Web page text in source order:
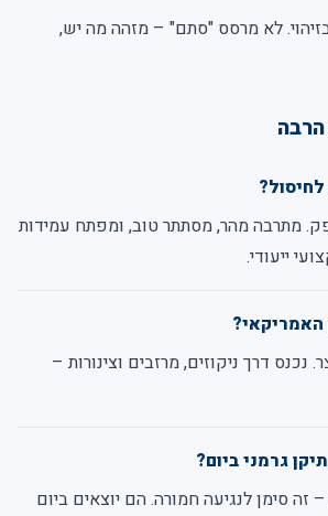
לא מרסס "סתם" – מזהה מה יש,
מתרבה מהר, מסתתר טוב, ומפתח עמידות
ייעודי.
נכנס דרך ניקוזים, מרזבים וצינורות –
גרמני ביום?
סימן לנגיעה חמורה. הם יוצאים ביום